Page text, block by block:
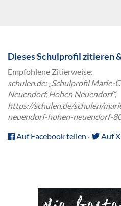
Dieses Schulprofil zitieren
Empfohlene Zitierweise:
schulen.de: „Schulprofil Marie-
Neuendorf, Hohen Neuendorf“,
https://schulen.de/schulen/
neuendorf-hohen-neuendorf-
Auf Facebook teilen · Auf